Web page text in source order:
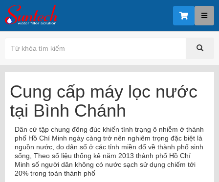
Cung cấp máy lọc nước
tại Bình Chánh
Dân cứ tập chung đông đúc khiến tình trạng ô nhiễm ở thành
phố Hồ Chí Minh ngày càng trở nên nghiêm trọng đặc biệt là
nguồn nước, do dân số ở các tỉnh miền đổ về thành phố sinh
sống, Theo số liệu thống kê năm 2013 thành phố Hồ Chí
Minh số người dân không có nước sạch sử dụng chiếm tới
20% trong toàn thành phố